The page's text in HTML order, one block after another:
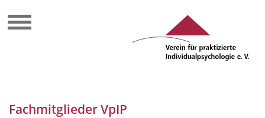
Fachmitglieder VpIP